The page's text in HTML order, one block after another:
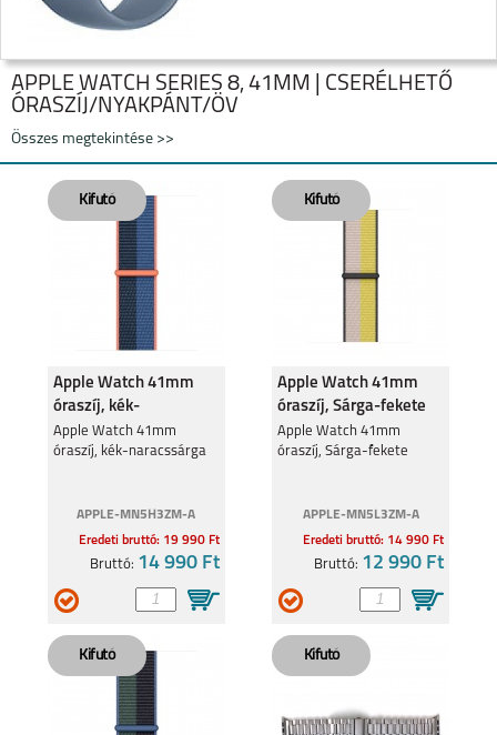
SAMSUNG GALAXY
SAMSUNG GALAXY
WATCH 8 CLASSIC
SAMSUNG GALAXY
WATCH 8
SAMSUNG GALAXY
APPLE WATCH
APPLE WATCH SERIES 8, 41MM | CSERÉLHETŐ
ÓRASZÍJ/NYAKPÁNT/ÖV
Összes megtekintése >>
Apple Watch 41mm
óraszíj, kék-
naracssárga
Apple Watch 41mm
óraszíj, kék-naracssárga
APPLE-MN5H3ZM-A
Eredeti bruttó: 19 990 Ft
Bruttó: 14 990 Ft
Apple Watch 41mm
óraszíj, Sárga-fekete
Apple Watch 41mm
óraszíj, Sárga-fekete
APPLE-MN5L3ZM-A
Eredeti bruttó: 14 990 Ft
Bruttó: 12 990 Ft